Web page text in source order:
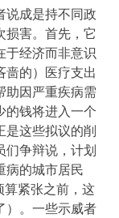
说成是持不同政
损害。首先，它
于经济而非意识
啬的）医疗支出
助因严重疾病需
的钱将进入一个
是这些拟议的削
们争辩说，计划
病的城市居民
算紧张之前，这
）。一些示威者